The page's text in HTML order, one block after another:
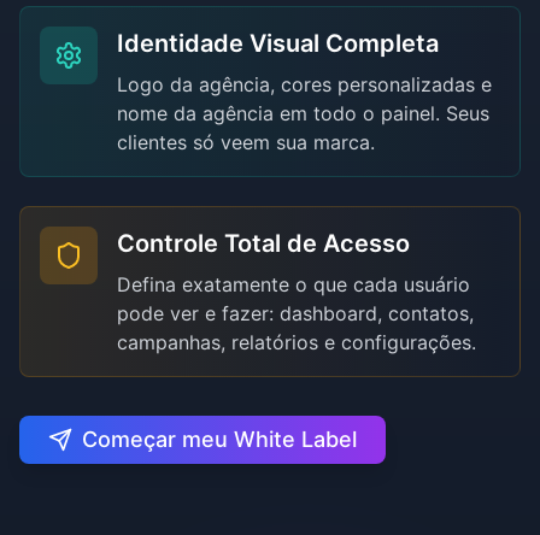
Identidade Visual Completa
Logo da agência, cores personalizadas e
nome da agência em todo o painel. Seus
clientes só veem sua marca.
Controle Total de Acesso
Defina exatamente o que cada usuário
pode ver e fazer: dashboard, contatos,
campanhas, relatórios e configurações.
Começar meu White Label